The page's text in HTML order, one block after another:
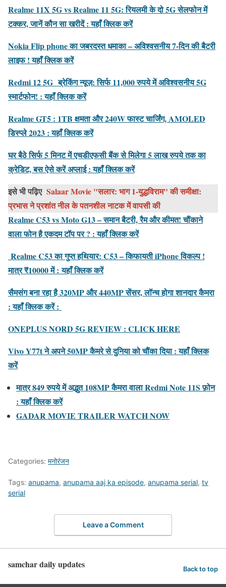
Realme 11X 5G vs Realme 11 5G: रियलमी के दो 5G सेलफोन में
टक्कर, जानें कौन सा खरीदें : यहाँ क्लिक करें
Nokia Flip phone का जबरदस्त धमाका – अविश्वसनीय 7-दिन की बैटरी
लाइफ ! यहाँ क्लिक करें
Redmi 12 5G ब्रेकिंग न्यूज़: सिर्फ 11,000 रुपये में अविश्वसनीय 5G
स्मार्टफोन! : यहाँ क्लिक करें
Realme GT5 : 1TB क्षमता और 240W फास्ट चार्जिंग, AMOLED
डिस्प्ले 2023 : यहाँ क्लिक करें
घर बैठे सिर्फ 5 मिनट में एचडीएफसी बैंक से मिलेगा 5 लाख रुपये तक का
क्रेडिट, बस ऐसे करें अप्लाई : यहाँ क्लिक करें
इसे भी पढ़िए Salaar Movie "सलार: भाग 1-युद्धविराम" की समीक्षा:
प्रभास ने प्रशांत नील के पतनशील नाटक में वापसी की
Realme C53 vs Moto G13 – समान बैटरी, रैम और कीमत! चौंकाने
वाला फोन है एकदम टॉप पर ? : यहाँ क्लिक करें
Realme C53 का गुप्त हथियार: C53 – किफायती iPhone विकल्प !
मात्र ₹10000 में :यहाँ क्लिक करें
सैमसंग बना रहा है 320MP और 440MP सेंसर, लॉन्च होगा शानदार कैमरा
: यहाँ क्लिक करें :
ONEPLUS NORD 5G REVIEW : CLICK HERE
Vivo Y77t ने अपने 50MP कैमरे से दुनिया को चौंका दिया : यहाँ क्लिक
करें
मात्र 849 रुपये में अद्भुत 108MP कैमरा वाला Redmi Note 11S फ़ोन
: यहाँ क्लिक करें
GADAR MOVIE TRAILER WATCH NOW
Categories: मनोरंजन
Tags: anupama, anupama aaj ka episode, anupama serial, tv
serial
Leave a Comment
samchar daily updates Back to top